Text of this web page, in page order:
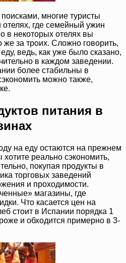
многие туристы
где семейный ужин
в некоторых отелях вы
же за троих. Сложно говорить,
ведь, как уже было сказано,
в каждом заведении.
более стабильны в
можно также,
питания в
на еду остаются на прежнем
реально сэкономить,
покупая продукты в
торговых заведений
и проходимости.
магазины, где
Что касается цен на
стоит в Испании порядка 1
и обходится примерно в 3-